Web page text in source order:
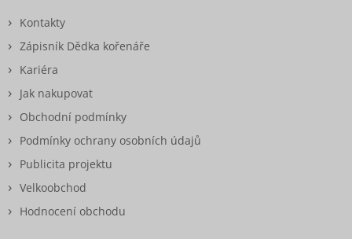
Kontakty
Zápisník Dědka kořenáře
Kariéra
Jak nakupovat
Obchodní podmínky
Podmínky ochrany osobních údajů
Publicita projektu
Velkoobchod
Hodnocení obchodu